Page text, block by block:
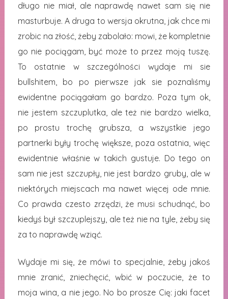
długo nie miał, ale naprawdę nawet sam się nie
masturbuje. A druga to wersja okrutna, jak chce mi
zrobic na złość, żeby zabolało: mowi, że kompletnie
go nie pociągam, być może to przez moją tuszę.
To ostatnie w szczególności wydaje mi sie
bullshitem, bo po pierwsze jak sie poznaliśmy
ewidentne pociągałam go bardzo. Poza tym ok,
nie jestem szczuplutka, ale też nie bardzo wielka,
po prostu trochę grubsza, a wszystkie jego
partnerki były trochę większe, poza ostatnia, więc
ewidentnie właśnie w takich gustuje. Do tego on
sam nie jest szczupły, nie jest bardzo gruby, ale w
niektórych miejscach ma nawet więcej ode mnie.
Co prawda czesto zrzędzi, że musi schudnąć, bo
kiedyś był szczuplejszy, ale też nie na tyle, żeby się
za to naprawdę wziąć.
Wydaje mi się, że mówi to specjalnie, żeby jakoś
mnie zranić, zniechęcić, wbić w poczucie, że to
moja wina, a nie jego. No bo prosze Cię: jaki facet